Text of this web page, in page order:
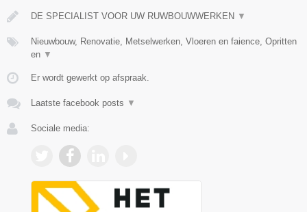
DE SPECIALIST VOOR UW RUWBOUWWERKEN ▼
Nieuwbouw, Renovatie, Metselwerken, Vloeren en faience, Opritten
en ▼
Er wordt gewerkt op afspraak.
Laatste facebook posts ▼
Sociale media: